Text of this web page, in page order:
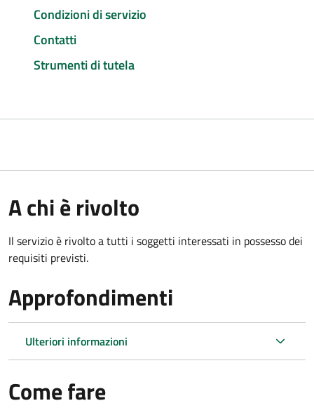
Condizioni di servizio
Contatti
Strumenti di tutela
A chi è rivolto
Il servizio è rivolto a tutti i soggetti interessati in possesso dei
requisiti previsti.
Approfondimenti
Ulteriori informazioni
Come fare